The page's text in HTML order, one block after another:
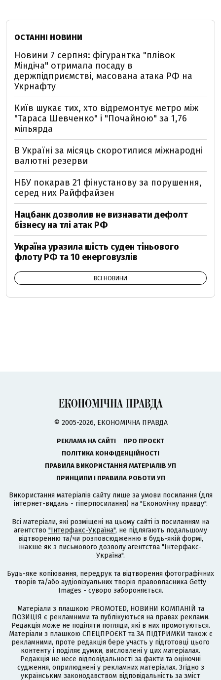
ОСТАННІ НОВИНИ
Новини 7 серпня: фігурантка "плівок
Міндіча" отримала посаду в
держпідприємстві, масована атака РФ на
Укрнафту
Київ шукає тих, хто відремонтує метро між
"Тараса Шевченко" і "Почайною" за 1,76
мільярда
В Україні за місяць скоротилися міжнародні
валютні резерви
НБУ покарав 21 фінустанову за порушення,
серед них Райффайзен
Нацбанк дозволив не визнавати дефолт
бізнесу на тлі атак РФ
Україна уразила шість суден тіньового
флоту РФ та 10 енерговузлів
ВСІ НОВИНИ
© 2005-2026, ЕКОНОМІЧНА ПРАВДА
РЕКЛАМА НА САЙТІ
ПРО ПРОЄКТ
ПОЛІТИКА КОНФІДЕНЦІЙНОСТІ
ПРАВИЛА ВИКОРИСТАННЯ МАТЕРІАЛІВ УП
ПРИНЦИПИ І ПРАВИЛА РОБОТИ УП
Використання матеріалів сайту лише за умови посилання (для
інтернет-видань - гіперпосилання) на "Економічну правду".
Всі матеріали, які розміщені на цьому сайті із посиланням на
агентство "Інтерфакс-Україна", не підлягають подальшому
відтворенню та/чи розповсюдженню в будь-якій формі,
інакше як з письмового дозволу агентства "Інтерфакс-
Україна".
Будь-яке копіювання, передрук та відтворення фотографічних
творів та/або аудіовізуальних творів правовласника Getty
Images - суворо забороняється.
Матеріали з плашкою PROMOTED, НОВИНИ КОМПАНІЙ та
ПОЗИЦІЯ є рекламними та публікуються на правах реклами.
Редакція може не поділяти погляди, які в них промотуються.
Матеріали з плашкою СПЕЦПРОЄКТ та ЗА ПІДТРИМКИ також є
рекламними, проте редакція бере участь у підготовці цього
контенту і поділяє думки, висловлені у цих матеріалах.
Редакція не несе відповідальності за факти та оціночні
судження, оприлюднені у рекламних матеріалах. Згідно з
українським законодавством відповідальність за зміст